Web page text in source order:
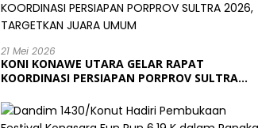
21 Mei 2026
KONI KONAWE UTARA GELAR RAPAT
KOORDINASI PERSIAPAN PORPROV SULTRA